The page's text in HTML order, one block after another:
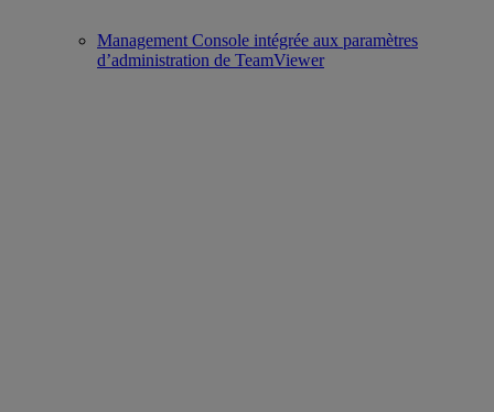
Management Console intégrée aux paramètres
d’administration de TeamViewer